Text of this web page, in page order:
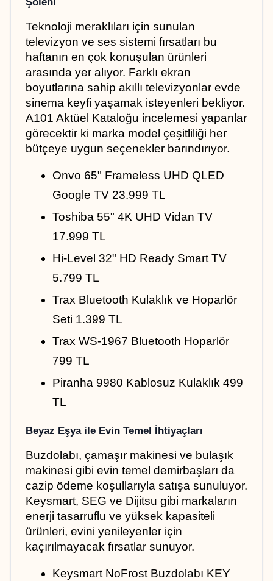
Teknoloji meraklıları için sunulan
televizyon ve ses sistemi fırsatları bu
haftanın en çok konuşulan ürünleri
arasında yer alıyor. Farklı ekran
boyutlarına sahip akıllı televizyonlar evde
sinema keyfi yaşamak isteyenleri bekliyor.
A101 Aktüel Kataloğu incelemesi yapanlar
görecektir ki marka model çeşitliliği her
bütçeye uygun seçenekler barındırıyor.
Onvo 65" Frameless UHD QLED
Google TV 23.999 TL
Toshiba 55" 4K UHD Vidan TV
17.999 TL
Hi-Level 32" HD Ready Smart TV
5.799 TL
Trax Bluetooth Kulaklık ve Hoparlör
Seti 1.399 TL
Trax WS-1967 Bluetooth Hoparlör
799 TL
Piranha 9980 Kablosuz Kulaklık 499
TL
Beyaz Eşya ile Evin Temel İhtiyaçları
Buzdolabı, çamaşır makinesi ve bulaşık
makinesi gibi evin temel demirbaşları da
cazip ödeme koşullarıyla satışa sunuluyor.
Keysmart, SEG ve Dijitsu gibi markaların
enerji tasarruflu ve yüksek kapasiteli
ürünleri, evini yenileyenler için
kaçırılmayacak fırsatlar sunuyor.
Keysmart NoFrost Buzdolabı KEY